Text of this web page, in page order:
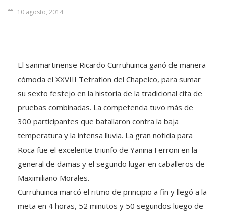
10 agosto, 2014
El sanmartinense Ricardo Curruhuinca ganó de manera
cómoda el XXVIII Tetratlon del Chapelco, para sumar
su sexto festejo en la historia de la tradicional cita de
pruebas combinadas. La competencia tuvo más de
300 participantes que batallaron contra la baja
temperatura y la intensa lluvia. La gran noticia para
Roca fue el excelente triunfo de Yanina Ferroni en la
general de damas y el segundo lugar en caballeros de
Maximiliano Morales.
Curruhuinca marcó el ritmo de principio a fin y llegó a la
meta en 4 horas, 52 minutos y 50 segundos luego de